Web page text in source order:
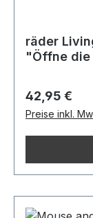
räder
"Öffne die
Regulärer
42,95 €
Preise inkl.